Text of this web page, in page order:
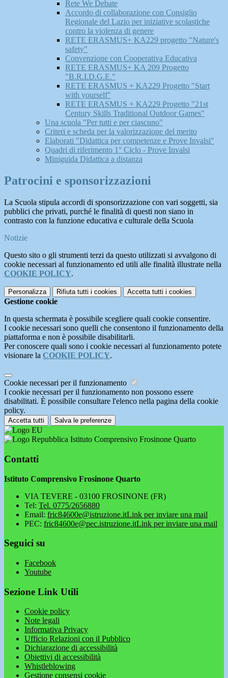
Rete We Debate
Accordo di collaborazione con Consiglio
Regionale del Lazio per iniziative scolastiche
contro la violenza di genere
RETE ERASMUS+ KA229 progetto "Nature's
safety"
Convenzione con Cooperativa Educativa
RETE ERASMUS+ KA 209 Progetto
"B.R.I.D.G.E."
RETE ERASMUS + KA229 Progetto "Start
with yourself"
RETE ERASMUS + KA229 Progetto "21st
Century Skills Traditional Outdoor Games"
Una scuola "Per tutti e per ciascuno"
Criteri e scheda per la valorizzazione del merito
Elaborati "Didattica per competenze e Prove Invalsi"
Quadri di riferimento 1° Ciclo - Prove Invalsi
Miniguida Didattica a distanza
Patrocini e sponsorizzazioni
La Scuola stipula accordi di sponsorizzazione con vari soggetti, sia
pubblici che privati, purché le finalità di questi non siano in
contrasto con la funzione educativa e culturale della Scuola
Notizie
Questo sito o gli strumenti terzi da questo utilizzati si avvalgono di
cookie necessari al funzionamento ed utili alle finalità illustrate nella
COOKIE POLICY.
Personalizza Rifiuta tutti i cookies Accetta tutti i cookies
Gestione cookie
In questa schermata è possibile scegliere quali cookie consentire.
I cookie necessari sono quelli che consentono il funzionamento della
piattaforma e non è possibile disabilitarli.
Per conoscere quali sono i cookie necessari al funzionamento potete
visionare la COOKIE POLICY.
Cookie necessari per il funzionamento
I cookie necessari per il funzionamento non possono essere
disabilitati. È possibile consultare l'elenco nella pagina della cookie
policy.
Accetta tutti Salva le preferenze
Istituto Comprensivo Frosinone Quarto
Contatti
Istituto Comprensivo Frosinone Quarto
VIA TEVERE - 03100 FROSINONE (FR)
Tel: Tel. 0775/2656880
Email: fric84600e@istruzione.itLink per inviare una mail
PEC: fric84600e@pec.istruzione.itLink per inviare una mail
Seguici su
Facebook
Youtube
Sezione Link Utili
Cookie policy
Note legali
Informativa Privacy
Ufficio Relazioni con il Pubblico
Dichiarazione di accessibilità
Obiettivi di accessibilità
Whistleblowing
Gestione consensi cookie